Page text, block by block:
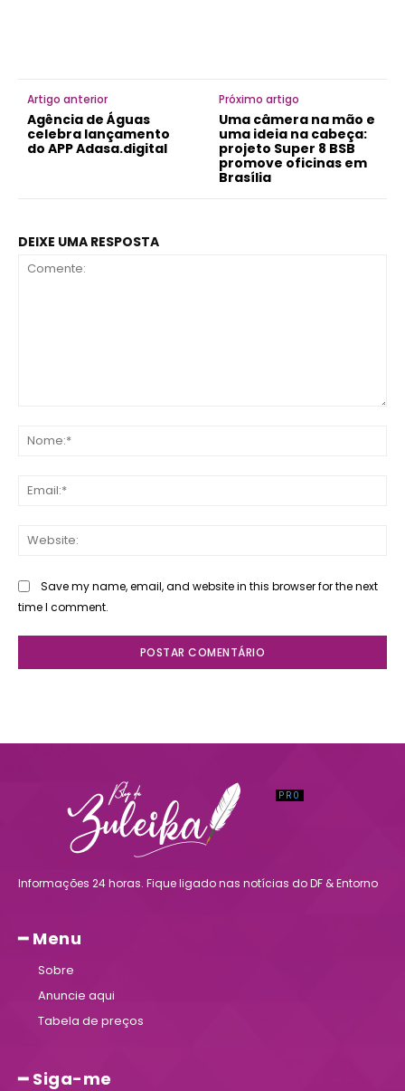
Artigo anterior
Agência de Águas
celebra lançamento
do APP Adasa.digital
Próximo artigo
Uma câmera na mão e
uma ideia na cabeça:
projeto Super 8 BSB
promove oficinas em
Brasília
DEIXE UMA RESPOSTA
Save my name, email, and website in this browser for the next
time I comment.
Informações 24 horas. Fique ligado nas notícias do DF & Entorno
━ Menu
Sobre
Anuncie aqui
Tabela de preços
━ Siga-me